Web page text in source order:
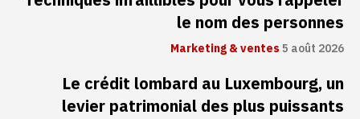
le nom des personnes
Marketing & ventes5 août 2026
Le crédit lombard au Luxembourg, un
levier patrimonial des plus puissants